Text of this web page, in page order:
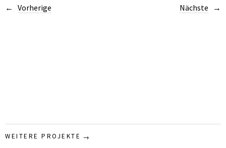
Vorherige Nächste
WEITERE PROJEKTE